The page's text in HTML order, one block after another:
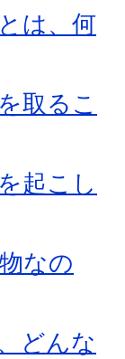
は、何
取るこ
起こし
なの
どんな